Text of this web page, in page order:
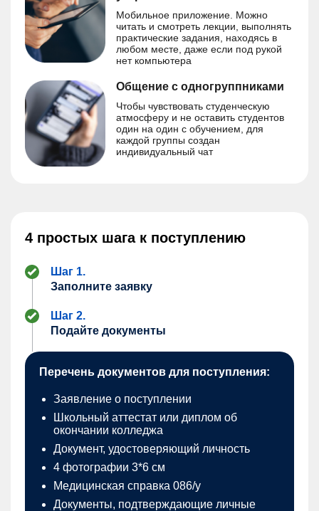
Мобильное приложение. Можно
читать и смотреть лекции, выполнять
практические задания, находясь в
любом месте, даже если под рукой
нет компьютера
Общение с одногруппниками
Чтобы чувствовать студенческую
атмосферу и не оставить студентов
один на один с обучением, для
каждой группы создан
индивидуальный чат
4 простых шага к поступлению
Шаг 1.
Заполните заявку
Шаг 2.
Подайте документы
Перечень документов для поступления:
Заявление о поступлении
Школьный аттестат или диплом об
окончании колледжа
Документ, удостоверяющий личность
4 фотографии 3*6 см
Медицинская справка 086/у
Документы, подтверждающие личные